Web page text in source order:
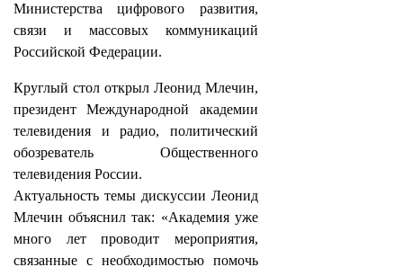
Министерства цифрового развития,
связи и массовых коммуникаций
Российской Федерации.
Круглый стол открыл Леонид Млечин,
президент Международной академии
телевидения и радио, политический
обозреватель Общественного
телевидения России.
Актуальность темы дискуссии Леонид
Млечин объяснил так: «Академия уже
много лет проводит мероприятия,
связанные с необходимостью помочь